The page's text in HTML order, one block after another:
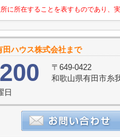
に所在することを表すものであり、
田ハウス株式会社まで
〒649-0422
和歌山県有田市糸
日